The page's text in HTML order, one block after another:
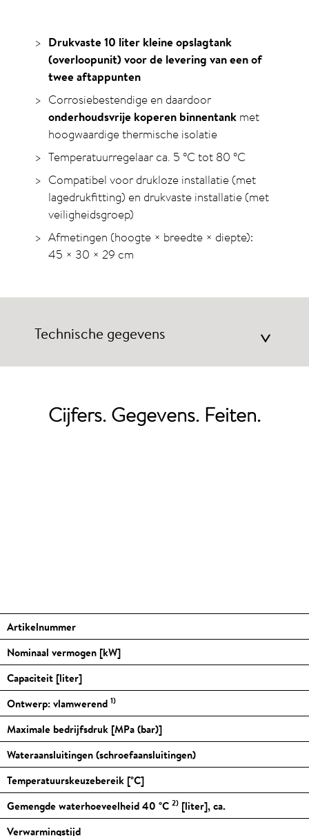
Drukvaste 10 liter kleine opslagtank
(overloopunit) voor de levering van een of
twee aftappunten
Corrosiebestendige en daardoor
onderhoudsvrije koperen binnentank met
hoogwaardige thermische isolatie
Temperatuurregelaar ca. 5 °C tot 80 °C
Compatibel voor drukloze installatie (met
lagedrukfitting) en drukvaste installatie (met
veiligheidsgroep)
Afmetingen (hoogte × breedte × diepte):
45 × 30 × 29 cm
Technische gegevens >
Cijfers. Gegevens. Feiten.
Artikelnummer
Nominaal vermogen [kW]
Capaciteit [liter]
Ontwerp: vlamwerend 1)
Maximale bedrijfsdruk [MPa (bar)]
Wateraansluitingen (schroefaansluitingen)
Temperatuurskeuzebereik [°C]
Gemengde waterhoeveelheid 40 °C 2) [liter], ca.
Verwarmingstijd